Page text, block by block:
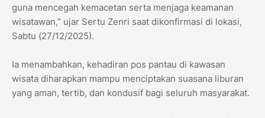
guna mencegah kemacetan serta menjaga keamanan
wisatawan,” ujar Sertu Zenri saat dikonfirmasi di lokasi,
Sabtu (27/12/2025).
Ia menambahkan, kehadiran pos pantau di kawasan
wisata diharapkan mampu menciptakan suasana liburan
yang aman, tertib, dan kondusif bagi seluruh masyarakat.